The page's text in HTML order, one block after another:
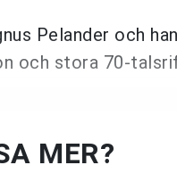
Pelander och
och stora 70-
MER?